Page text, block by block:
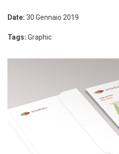
Date: 30 Gennaio 2019
Tags: Graphic